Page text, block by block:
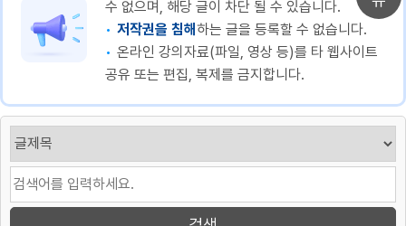
수 없으며, 해당 글이 차단 될 수 있습니다.
저작권을 침해하는 글을 등록할 수 없습니다.
온라인 강의자료(파일, 영상 등)를 타 웹사이트
공유 또는 편집, 복제를 금지합니다.